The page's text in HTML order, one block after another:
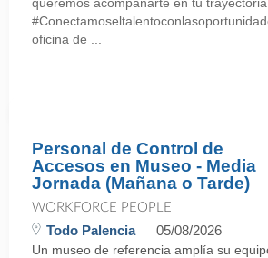
oficina de ...
Personal de Control de
Accesos en Museo - Media
Jornada (Mañana o Tarde)
WORKFORCE PEOPLE
Todo Palencia 05/08/2026
Un museo de referencia amplía su